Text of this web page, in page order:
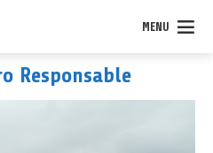
MENU
Responsable